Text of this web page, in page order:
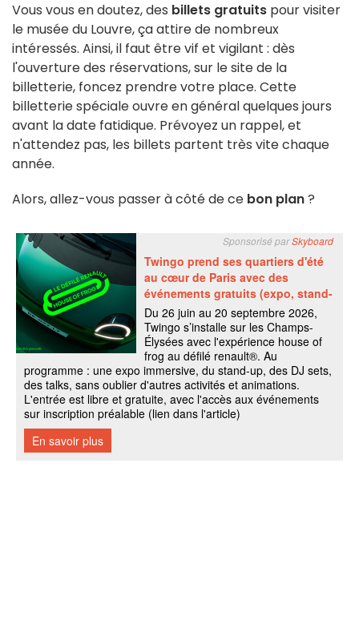
Vous vous en doutez, des billets gratuits pour visiter
le musée du Louvre, ça attire de nombreux
intéressés. Ainsi, il faut être vif et vigilant : dès
l'ouverture des réservations, sur le site de la
billetterie, foncez prendre votre place. Cette
billetterie spéciale ouvre en général quelques jours
avant la date fatidique. Prévoyez un rappel, et
n'attendez pas, les billets partent très vite chaque
année.
Alors, allez-vous passer à côté de ce bon plan?